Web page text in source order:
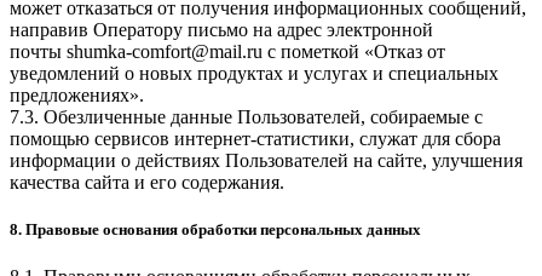
может отказаться от получения информационных сообщений,
направив Оператору письмо на адрес электронной
почты shumka-comfort@mail.ru с пометкой «Отказ от
уведомлений о новых продуктах и услугах и специальных
предложениях».
7.3. Обезличенные данные Пользователей, собираемые с
помощью сервисов интернет-статистики, служат для сбора
информации о действиях Пользователей на сайте, улучшения
качества сайта и его содержания.
8. Правовые основания обработки персональных данных